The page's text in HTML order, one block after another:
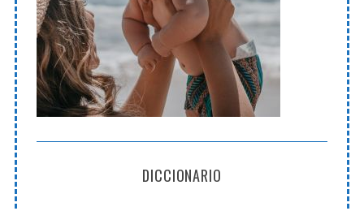
DICCIONARIO